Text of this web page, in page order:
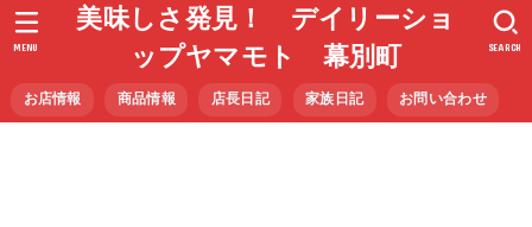
美味しさ発見！ デイリーショ
ップヤマモト 幕別町
お店情報 商品情報 店長日記 家族日記 お問い合わせ
SEARCH
MENU